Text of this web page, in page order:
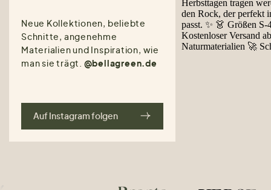
Neue Kollektionen, beliebte
Schnitte, angenehme
Materialien und Inspiration, wie
man sie trägt. @bellagreen.de
Auf Instagram folgen